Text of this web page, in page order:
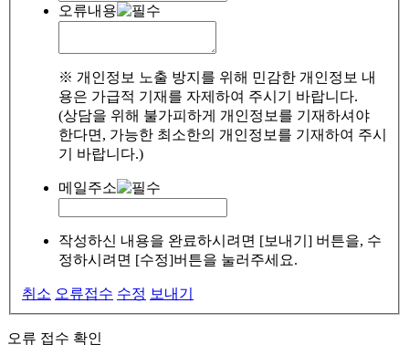
오류내용
※ 개인정보 노출 방지를 위해 민감한 개인정보 내
용은 가급적 기재를 자제하여 주시기 바랍니다.
(상담을 위해 불가피하게 개인정보를 기재하셔야
한다면, 가능한 최소한의 개인정보를 기재하여 주시
기 바랍니다.)
메일주소
작성하신 내용을 완료하시려면 [보내기] 버튼을, 수
정하시려면 [수정]버튼을 눌러주세요.
취소 오류접수 수정 보내기
오류 접수 확인